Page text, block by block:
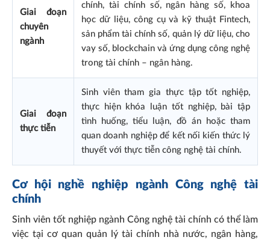
Giai đoạn
chuyên
ngành
chính, tài chính số, ngân hàng số, khoa
học dữ liệu, công cụ và kỹ thuật Fintech,
sản phẩm tài chính số, quản lý dữ liệu, cho
vay số, blockchain và ứng dụng công nghệ
trong tài chính – ngân hàng.
Giai đoạn
thực tiễn
Sinh viên tham gia thực tập tốt nghiệp,
thực hiện khóa luận tốt nghiệp, bài tập
tình huống, tiểu luận, đồ án hoặc tham
quan doanh nghiệp để kết nối kiến thức lý
thuyết với thực tiễn công nghệ tài chính.
Cơ hội nghề nghiệp ngành Công nghệ tài
chính
Sinh viên tốt nghiệp ngành Công nghệ tài chính có thể làm
việc tại cơ quan quản lý tài chính nhà nước, ngân hàng,